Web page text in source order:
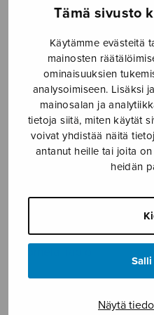
Tämä sivusto
Käytämme evästeitä
mainosten
ominaisuuksien
analysoimiseen. Lisäksi
mainosalan ja
tietoja siitä, miten käytät
voivat yhdistää näitä
antanut heille tai joita
heidän
Näytä
› Nuottikauppa
Hän joka
loi